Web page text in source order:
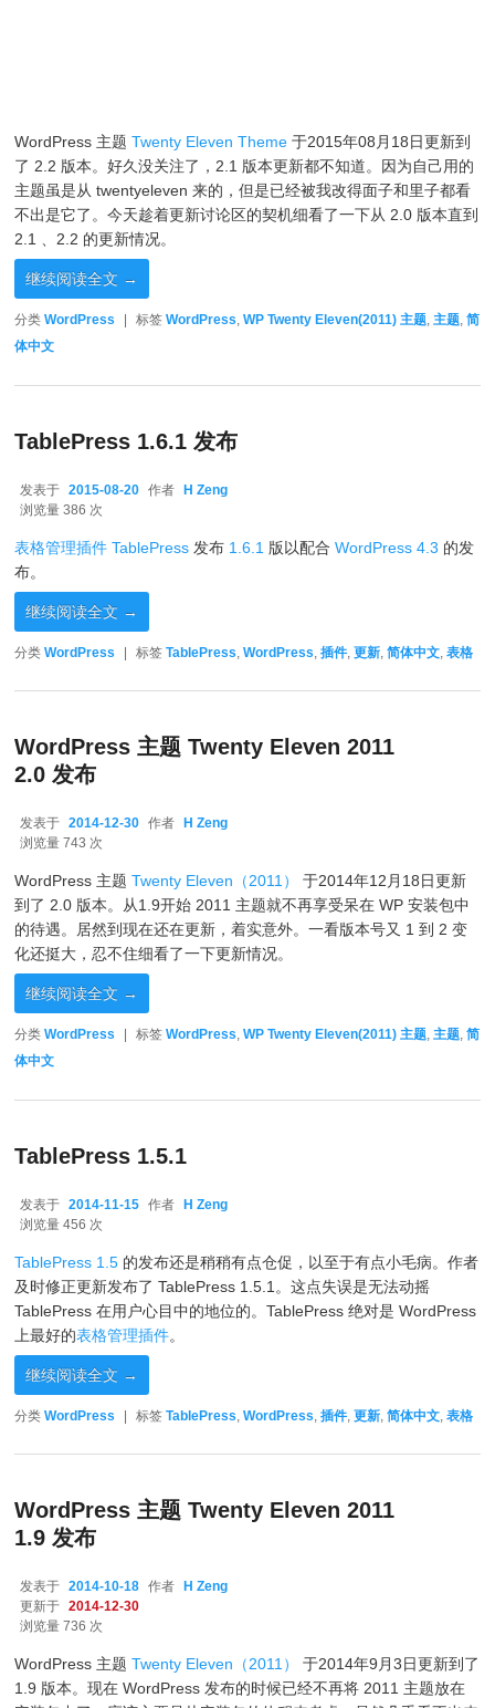
WordPress 主题Twenty Eleven Theme 于2015年08月18日更新到
了 2.2 版本。好久没关注了，2.1 版本更新都不知道。因为自己用的
主题虽是从 twentyeleven 来的，但是已经被我改得面子和里子都看
不出是它了。今天趁着更新讨论区的契机细看了一下从 2.0 版本直到
2.1 、2.2 的更新情况。
继续阅读全文 →
分类 WordPress 标签 WordPress,WP Twenty Eleven(2011) 主题,主题,简
体中文
TablePress 1.6.1 发布
发表于 2015-08-20 作者 H Zeng
浏览量 386 次
表格管理插件 TablePress 发布 1.6.1 版以配合WordPress 4.3 的发
布。
继续阅读全文 →
分类 WordPress | 标签 TablePress ,WordPress ,插件 ,更新 ,简体中文 ,表格
WordPress 主题 Twenty Eleven 2011
2.0 发布
发表于 2014-12-30 作者 H Zeng
浏览量 743 次
WordPress 主题Twenty Eleven（2011）
于2014年12月18日更新
到了 2.0 版本。从1.9开始 2011 主题就不再享受呆在 WP 安装包中
的待遇。居然到现在还在更新，着实意外。一看版本号又 1 到 2 变
化还挺大，忍不住细看了一下更新情况。
继续阅读全文 →
分类 WordPress 标签 WordPress,WP Twenty Eleven(2011) 主题,主题,简
体中文
TablePress 1.5.1
发表于 2014-11-15 作者 H Zeng
浏览量 456 次
TablePress 1.5 的发布还是稍稍有点仓促，以至于有点小毛病。作者
及时修正更新发布了 TablePress 1.5.1。这点失误是无法动摇
TablePress 在用户心目中的地位的。TablePress 绝对是 WordPress
上最好的表格管理插件。
继续阅读全文 →
分类 WordPress | 标签 TablePress ,WordPress ,插件 ,更新 ,简体中文 ,表格
WordPress 主题 Twenty Eleven 2011
1.9 发布
发表于 2014-10-18 作者
H Zeng
更新于
2014-12-30
浏览量 736 次
WordPress 主题Twenty Eleven（2011）
于2014年9月3日更新到了
1.9 版本。现在 WordPress 发布的时候已经不再将 2011 主题放在